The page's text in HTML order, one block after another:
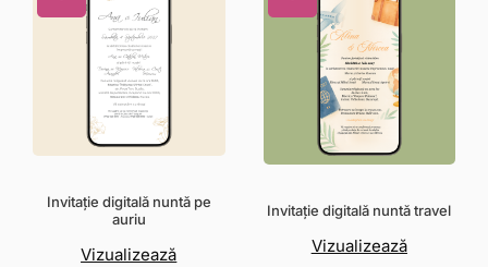
Invitație digitală nuntă pe
auriu
Vizualizează
Invitație digitală nuntă travel
Vizualizează